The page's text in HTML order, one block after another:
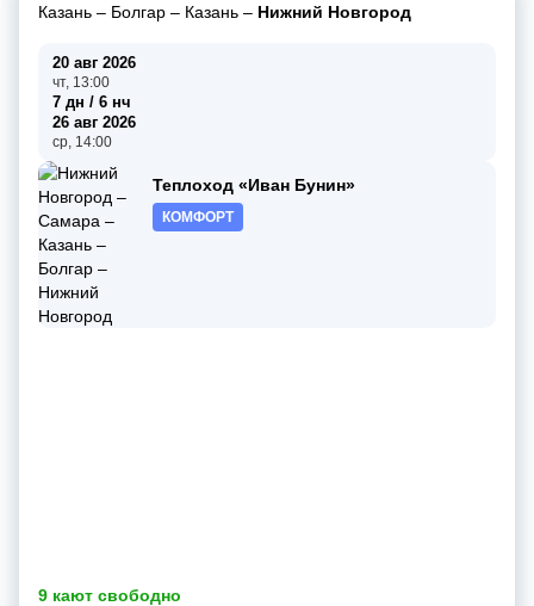
Казань – Болгар – Казань – Нижний Новгород
20 авг 2026
чт, 13:00
7 дн / 6 нч
26 авг 2026
ср, 14:00
Теплоход «Иван Бунин»
КОМФОРТ
9 кают свободно